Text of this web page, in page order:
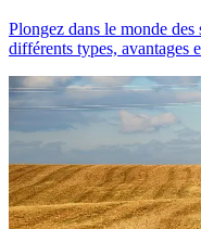
Plongez dans le monde
différents types, avantages